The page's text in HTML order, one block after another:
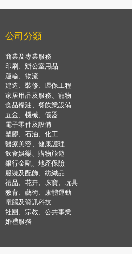
公司分類
商業及專業服務
印刷、辦公室用品
運輸、物流
建造、裝修、環保工程
家居用品及服務、寵物
食品糧油、餐飲業設備
五金、機械、儀器
電子零件及設備
塑膠、石油、化工
醫療美容、健康護理
飲食娛樂、購物旅遊
銀行金融、地產保險
服裝及配飾、紡織品
禮品、花卉、珠寶、玩具
教育、藝術、康體運動
電腦及資訊科技
社團、宗教、公共事業
婚禮服務